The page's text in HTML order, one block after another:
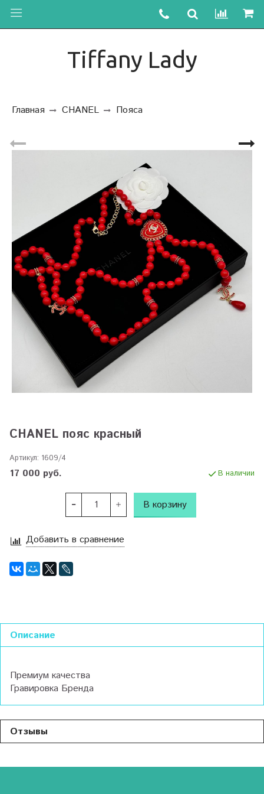
Tiffany Lady
Главная CHANEL Пояса
CHANEL пояс красный
Артикул: 1609/4
17 000 руб. В наличии
В корзину
Добавить в сравнение
Описание
Премиум качества
Гравировка Бренда
Отзывы